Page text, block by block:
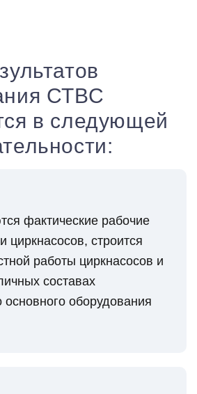
СТВС
в следующей
фактические рабочие
циркнасосов, строится
работы циркнасосов и
составах
оборудования